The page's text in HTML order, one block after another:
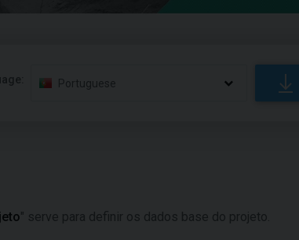
Portuguese
" serve para definir os dados base do projeto.